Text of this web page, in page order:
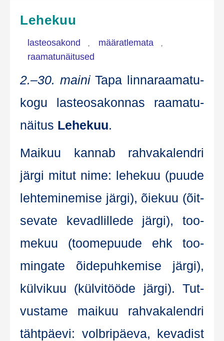
Lehekuu
lasteosakond määratlemata
raamatunäitused
2.–30. mai­niTapa lin­na­raa­ma­tu­
ko­gu las­te­osa­kon­nas raa­ma­tu­
näi­tus Lehe­kuu.
Mai­kuu kan­nab rah­va­ka­lend­ri
jär­gi mitut nime: lehe­kuu (puu­de
leh­te­mi­ne­mise jär­gi), õie­kuu (õit­
se­va­te kevad­lil­le­de jär­gi), too­
me­kuu (too­me­puu­de ehk too­
min­ga­te õide­puh­ke­mise jär­gi),
kül­vi­kuu (kül­vi­töö­de jär­gi). Tut­
vus­ta­me mai­kuu rah­va­ka­lend­ri
täht­päe­vi: volb­ri­päe­va, keva­dist